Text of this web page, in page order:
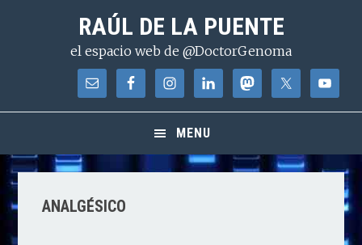
contenido
RAÚL DE LA PUENTE
el espacio web de @DoctorGenoma
MENU
ANALGÉSICO